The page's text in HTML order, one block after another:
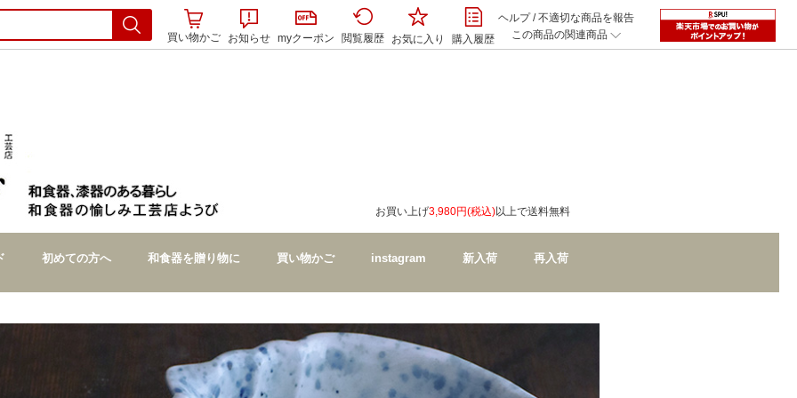
買い物かご お知らせ myクーポン 閲覧履歴 お気に入り 購入履歴
ヘルプ/不適切な商品を報告
この商品の関連商品